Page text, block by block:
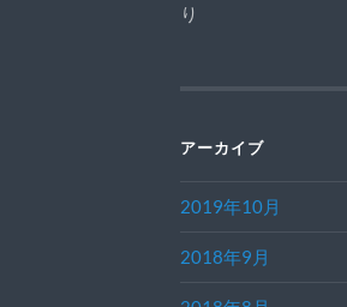
り
アーカイブ
2019年10月
2018年9月